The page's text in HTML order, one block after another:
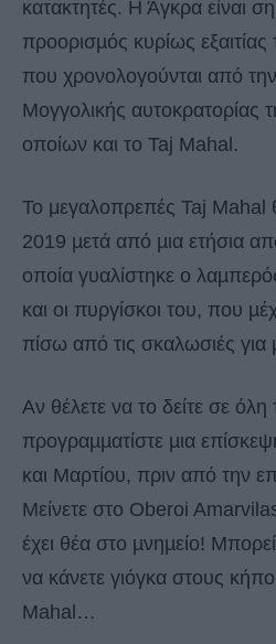
κατακτητές. Η Άγκρα είναι
προορισµός κυρίως
που χρονολογούνται από
Μογγολικής αυτοκρατορίας
οποίων και το Taj Mahal.
Το μεγαλοπρεπές Taj Mahal
2019 µετά από µια ετήσια
οποία γυαλίστηκε ο
και οι πυργίσκοι του, που
πίσω από τις σκαλωσιές για
Αν θέλετε να το δείτε σε όλη
προγραµµατίστε µια
και Μαρτίου, πριν από την
Μείνετε στο Oberoi
έχει θέα στο µνηµείο!
να κάνετε γιόγκα στους
Mahal…